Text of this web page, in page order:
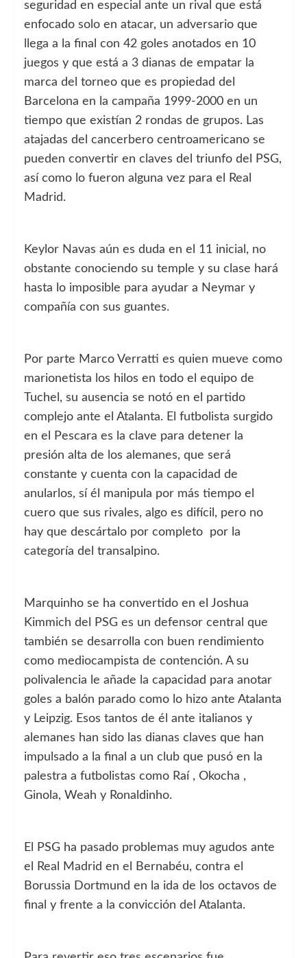
seguridad en especial ante un rival que está
enfocado solo en atacar, un adversario que
llega a la final con 42 goles anotados en 10
juegos y que está a 3 dianas de empatar la
marca del torneo que es propiedad del
Barcelona en la campaña 1999-2000 en un
tiempo que existían 2 rondas de grupos. Las
atajadas del cancerbero centroamericano se
pueden convertir en claves del triunfo del PSG,
así como lo fueron alguna vez para el Real
Madrid.
Keylor Navas aún es duda en el 11 inicial, no
obstante conociendo su temple y su clase hará
hasta lo imposible para ayudar a Neymar y
compañía con sus guantes.
Por parte Marco Verratti es quien mueve como
marionetista los hilos en todo el equipo de
Tuchel, su ausencia se notó en el partido
complejo ante el Atalanta. El futbolista surgido
en el Pescara es la clave para detener la
presión alta de los alemanes, que será
constante y cuenta con la capacidad de
anularlos, sí él manipula por más tiempo el
cuero que sus rivales, algo es difícil, pero no
hay que descártalo por completo por la
categoría del transalpino.
Marquinho se ha convertido en el Joshua
Kimmich del PSG es un defensor central que
también se desarrolla con buen rendimiento
como mediocampista de contención. A su
polivalencia le añade la capacidad para anotar
goles a balón parado como lo hizo ante Atalanta
y Leipzig. Esos tantos de él ante italianos y
alemanes han sido las dianas claves que han
impulsado a la final a un club que pusó en la
palestra a futbolistas como Raí , Okocha ,
Ginola, Weah y Ronaldinho.
El PSG ha pasado problemas muy agudos ante
el Real Madrid en el Bernabéu, contra el
Borussia Dortmund en la ida de los octavos de
final y frente a la convicción del Atalanta.